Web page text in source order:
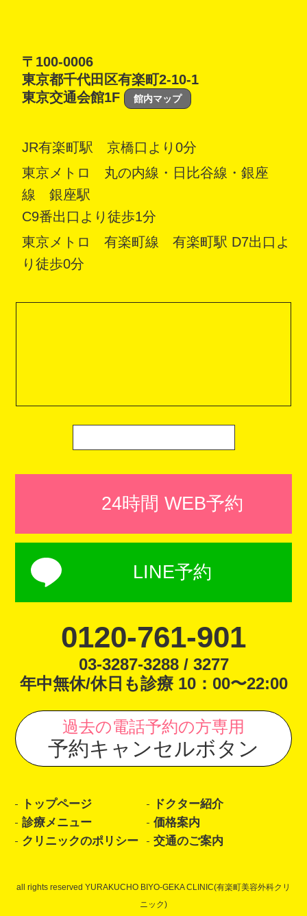
〒100-0006
東京都千代田区有楽町2-10-1
東京交通会館1F
館内マップ
JR有楽町駅 京橋口より0分
東京メトロ 丸の内線・日比谷線・銀座
線 銀座駅
C9番出口より徒歩1分
東京メトロ 有楽町線 有楽町駅 D7出口よ
り徒歩0分
24時間 WEB予約
LINE予約
0120-761-901
03-3287-3288 / 3277
年中無休/休日も診療 10：00〜22:00
過去の電話予約の方専用
予約キャンセルボタン
トップページ
ドクター紹介
診療メニュー
価格案内
クリニックのポリシー
交通のご案内
all rights reserved YURAKUCHO BIYO-GEKA CLINIC(有楽町美容外科クリ
ニック)